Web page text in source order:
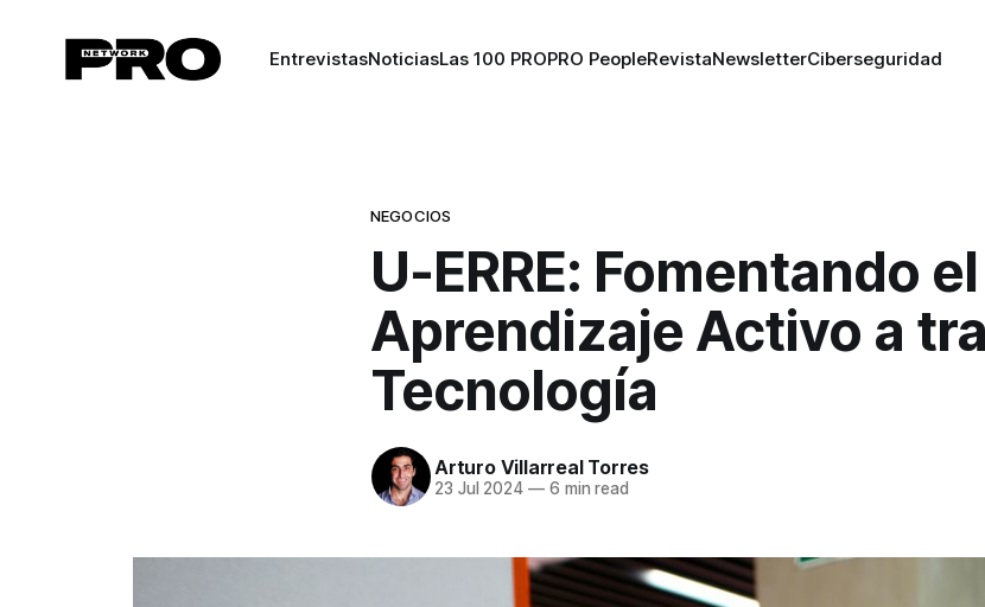
EntrevistasNoticiasLas 100 PROPRO PeopleRevistaNewsletterCiberseguridad
NEGOCIOS
U-ERRE: Fomentando el
Aprendizaje Activo a
Tecnología
Arturo Villarreal Torres
23 Jul 2024 —6 min read